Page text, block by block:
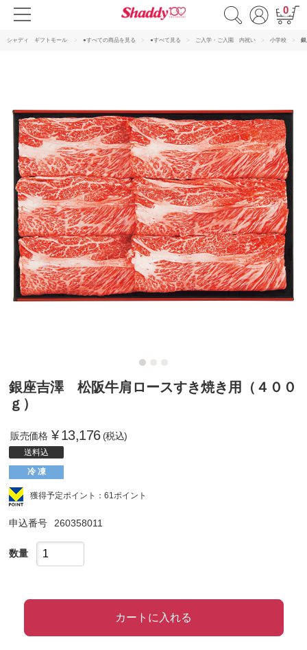
0
シャディ ギフトモール ●すべての商品を見る ●すべて見る ご入学・ご入園 内祝い 小学校
銀座吉澤 松阪牛肩ロースすき焼き用（４００
ｇ）
販売価格 ¥13,176 (税込)
送料込
冷 凍
獲得予定ポイント：61ポイント
申込番号 260358011
数量
カートに入れる